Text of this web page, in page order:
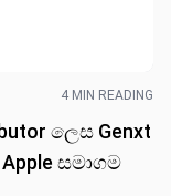
4 MIN READING
ලෙස Genxt
සමාගම